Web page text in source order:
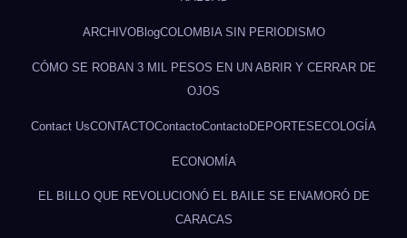
ARCHIVOBlogCOLOMBIA SIN PERIODISMO
CÓMO SE ROBAN 3 MIL PESOS EN UN ABRIR Y CERRAR DE
OJOS
Contact UsCONTACTOContactoContactoDEPORTES ECOLOGÍA
ECONOMÍA
EL BILLO QUE REVOLUCIONÓ EL BAILE SE ENAMORÓ DE
CARACAS